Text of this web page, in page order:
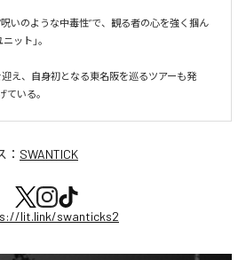
いのような中毒性”で、観る者の心を強く掴ん
ット」。
え、自身初となる東名阪を巡るツアーも発
ている。
： SWANTICK
lit.link/swanticks2